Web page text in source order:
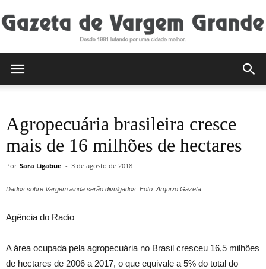
de
Agropecuária brasileira cresce
mais de 16 milhões de hectares
Por Sara Ligabue - 3 de agosto de 2018
Dados sobre Vargem ainda serão divulgados. Foto: Arquivo Gazeta
Agência do Radio
A área ocupada pela agropecuária no Brasil cresceu 16,5 milhões
de hectares de 2006 a 2017, o que equivale a 5% do total do